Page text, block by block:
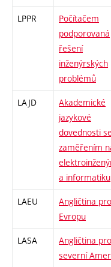
LPPR
Počítačem
podporovaná
řešení
inženýrských
problémů
LAJD
Akademické
jazykové
dovednosti se
zaměřením
a informatiku
LAEU
Angličtina pro
Evropu
LASA
Angličtina pro
severní